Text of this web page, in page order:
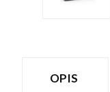
OPIS